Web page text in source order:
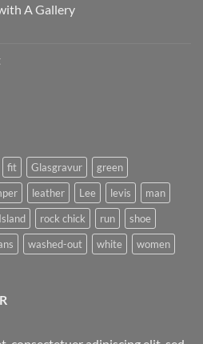
A Gallery
fit Glasgravur
green
leather Lee levis
man
rock chick run
shoe
washed-out white women